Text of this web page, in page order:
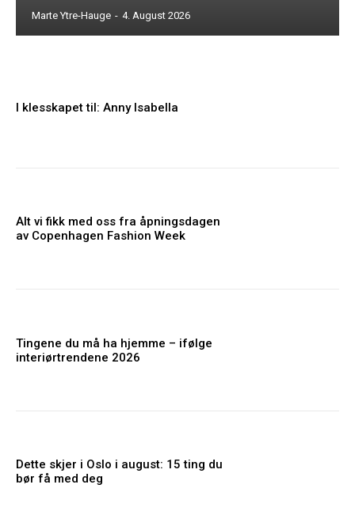
Marte Ytre-Hauge - 4. August 2026
I klesskapet til: Anny Isabella
Alt vi fikk med oss fra åpningsdagen
av Copenhagen Fashion Week
Tingene du må ha hjemme – ifølge
interiørtrendene 2026
Dette skjer i Oslo i august: 15 ting du
bør få med deg